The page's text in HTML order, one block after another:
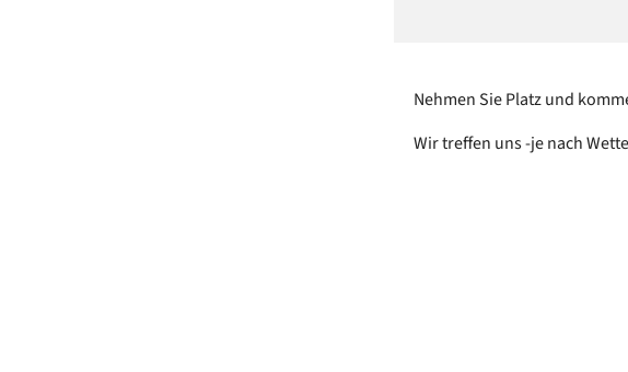
Nehmen Sie Platz und
Wir treffen uns -je nach